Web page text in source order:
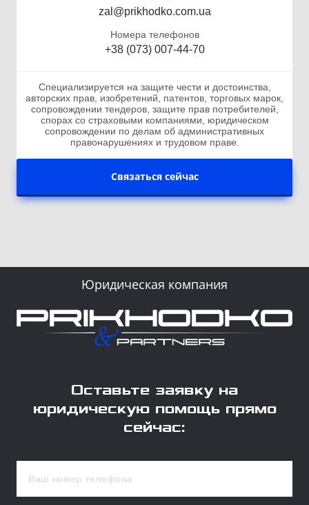
zal@prikhodko.com.ua
Номера телефонов
+38 (073) 007-44-70
Специализируется на защите чести и достоинства,
авторских прав, изобретений, патентов, торговых марок,
сопровождении тендеров, защите прав потребителей,
спорах со страховыми компаниями, юридическом
сопровождении по делам об административных
правонарушениях и трудовом праве.
Связаться сейчас
Юридическая компания
Оставьте заявку на
юридическую помощь прямо
сейчас: